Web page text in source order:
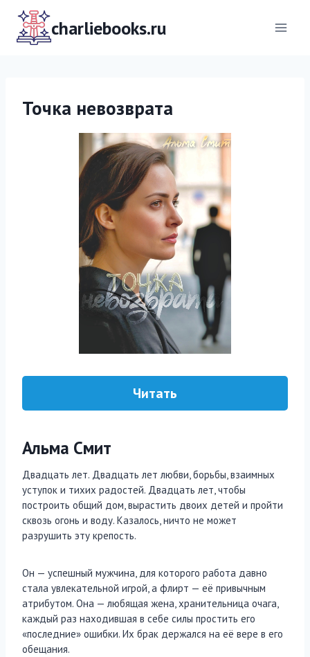
Перейти
содержимомуcharliebooks.ru
Точка невозврата
Читать
Альма Смит
Двадцать лет. Двадцать лет любви, борьбы, взаимных
уступок и тихих радостей. Двадцать лет, чтобы
построить общий дом, вырастить двоих детей и пройти
сквозь огонь и воду. Казалось, ничто не может
разрушить эту крепость.
Он — успешный мужчина, для которого работа давно
стала увлекательной игрой, а флирт — её привычным
атрибутом. Она — любящая жена, хранительница очага,
каждый раз находившая в себе силы простить его
«последние» ошибки. Их брак держался на её вере в его
обещания.